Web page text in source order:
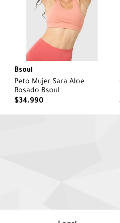
Bsoul
Peto Mujer Sara Aloe
Rosado Bsoul
$34.990